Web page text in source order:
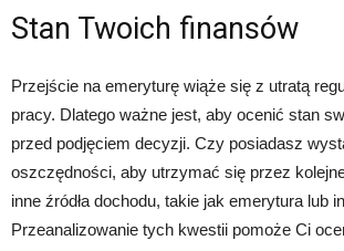
Stan Twoich finansów
Przejście na emeryturę wiąże się z utratą
pracy. Dlatego ważne jest, aby ocenić stan
przed podjęciem decyzji. Czy posiadasz
oszczędności, aby utrzymać się przez
inne źródła dochodu, takie jak emerytura lub
Przeanalizowanie tych kwestii pomoże Ci